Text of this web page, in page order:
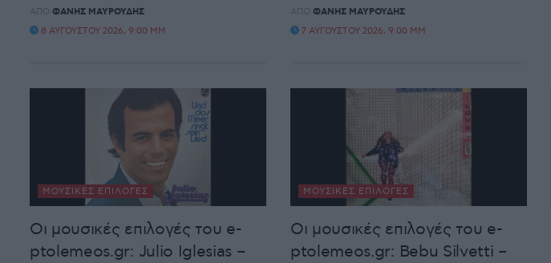
ΑΠΌ ΦΆΝΗΣ ΜΑΥΡΟΥΔΉΣ
8 ΑΥΓΟΎΣΤΟΥ 2026, 9:00 ΜΜ
ΑΠΌ ΦΆΝΗΣ ΜΑΥΡΟΥΔΉΣ
7 ΑΥΓΟΎΣΤΟΥ 2026, 9:00 ΜΜ
ΜΟΥΣΙΚΈΣ ΕΠΙΛΟΓΈΣ
Οι μουσικές επιλογές του e-
ptolemeos.gr: Julio Iglesias –
ΜΟΥΣΙΚΈΣ ΕΠΙΛΟΓΈΣ
Οι μουσικές επιλογές του e-
ptolemeos.gr: Bebu Silvetti –